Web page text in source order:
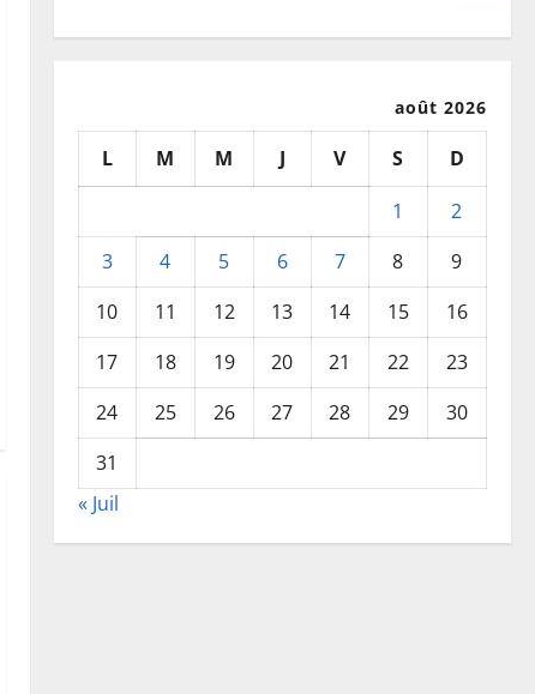
août 2026
L M M J V S
D
1
2
3
4 5 6 7 8
9
10
11 12 13 14 15
16
17
18 19 20 21 22
23
24
25 26 27 28 29
30
31
« Juil